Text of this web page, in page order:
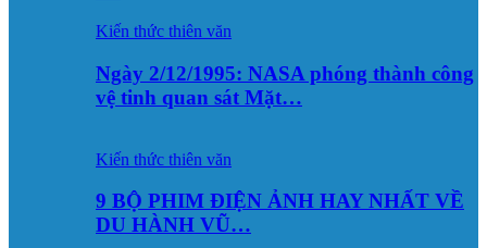
Kiến thức thiên văn
Ngày 2/12/1995: NASA phóng thành công
vệ tinh quan sát Mặt…
Kiến thức thiên văn
9 BỘ PHIM ĐIỆN ẢNH HAY NHẤT VỀ
DU HÀNH VŨ…